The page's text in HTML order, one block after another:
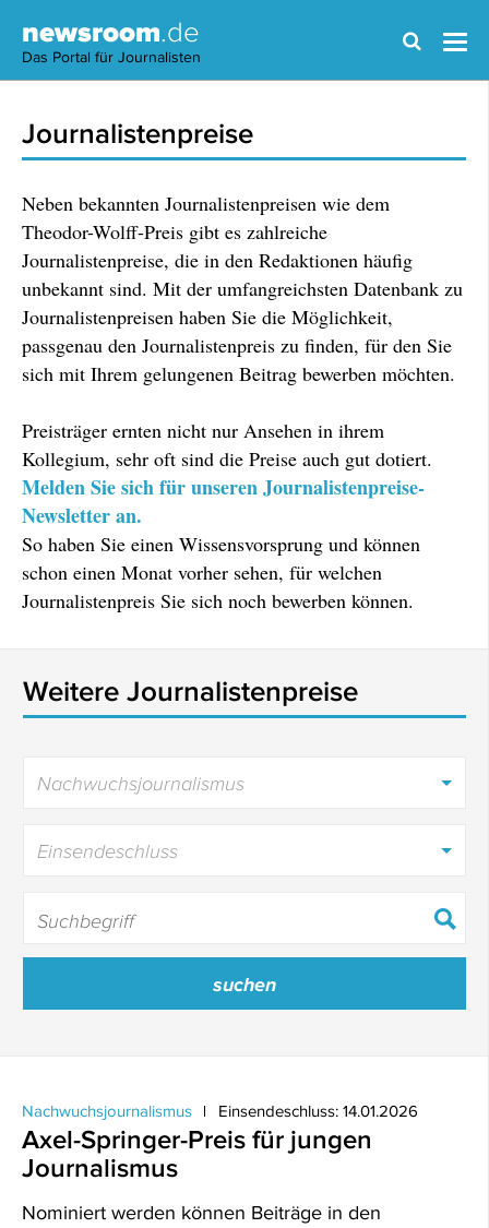
newsroom.de
Das Portal für Journalisten
Journalistenpreise
Neben bekannten Journalistenpreisen wie dem
Theodor-Wolff-Preis gibt es zahlreiche
Journalistenpreise, die in den Redaktionen häufig
unbekannt sind. Mit der umfangreichsten Datenbank zu
Journalistenpreisen haben Sie die Möglichkeit,
passgenau den Journalistenpreis zu finden, für den Sie
sich mit Ihrem gelungenen Beitrag bewerben möchten.
Preisträger ernten nicht nur Ansehen in ihrem
Kollegium, sehr oft sind die Preise auch gut dotiert.
Melden Sie sich für unseren Journalistenpreise-
Newsletter an.
So haben Sie einen Wissensvorsprung und können
schon einen Monat vorher sehen, für welchen
Journalistenpreis Sie sich noch bewerben können.
Weitere Journalistenpreise
Nachwuchsjournalismus
Einsendeschluss
Nachwuchsjournalismus Einsendeschluss: 14.01.2026
Axel-Springer-Preis für jungen
Journalismus
Nominiert werden können Beiträge in den